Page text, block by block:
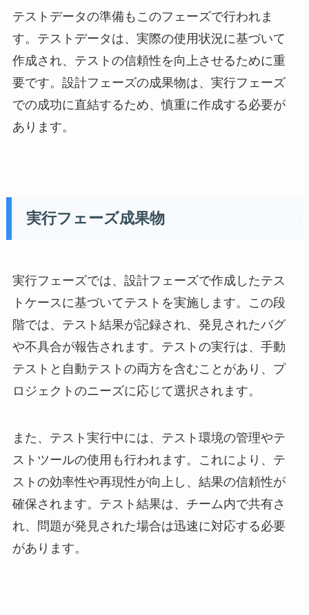
テストデータの準備もこのフェーズで行われま
す。テストデータは、実際の使用状況に基づいて
作成され、テストの信頼性を向上させるために重
要です。設計フェーズの成果物は、実行フェーズ
での成功に直結するため、慎重に作成する必要が
あります。
実行フェーズ成果物
実行フェーズでは、設計フェーズで作成したテス
トケースに基づいてテストを実施します。この段
階では、テスト結果が記録され、発見されたバグ
や不具合が報告されます。テストの実行は、手動
テストと自動テストの両方を含むことがあり、プ
ロジェクトのニーズに応じて選択されます。
また、テスト実行中には、テスト環境の管理やテ
ストツールの使用も行われます。これにより、テ
ストの効率性や再現性が向上し、結果の信頼性が
確保されます。テスト結果は、チーム内で共有さ
れ、問題が発見された場合は迅速に対応する必要
があります。